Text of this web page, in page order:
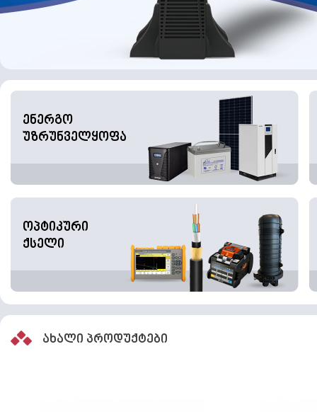
ენერგო
უზრუნველყოფა
ოპტიკური
ქსელი
ახალი პროდუქტები